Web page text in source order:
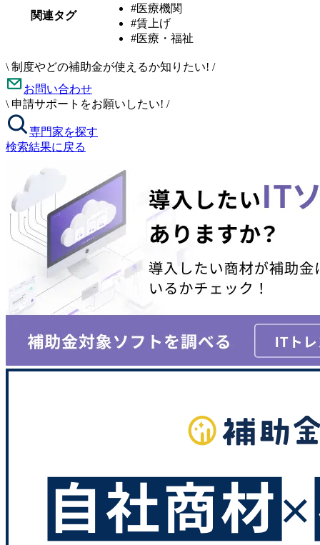
関連タグ
#医療機関
#賃上げ
#医療・福祉
\ 制度やどの補助金が使えるか知りたい! /
お問い合わせ
\ 申請サポートをお願いしたい! /
専門家を探す
検索結果に戻る